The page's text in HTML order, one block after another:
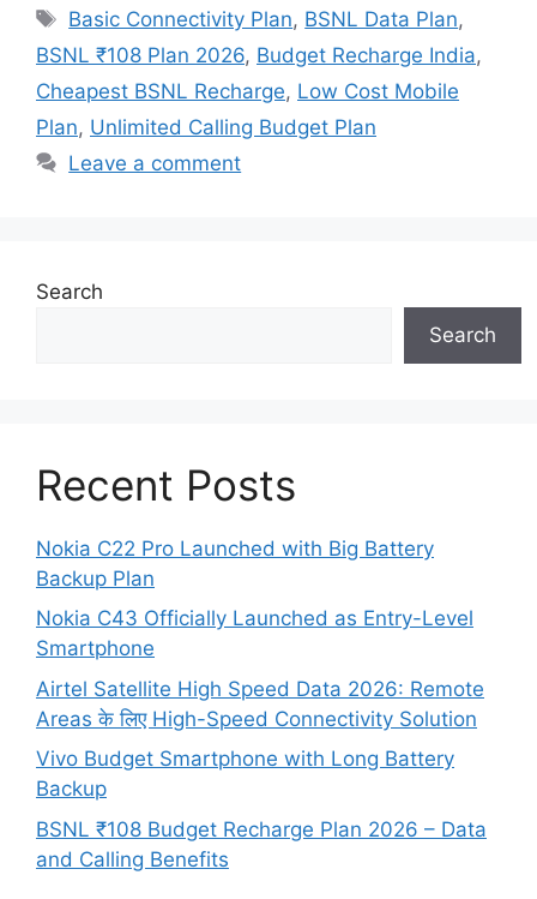
Tags
Basic Connectivity Plan, BSNL Data Plan,
BSNL ₹108 Plan 2026, Budget Recharge India,
Cheapest BSNL Recharge, Low Cost Mobile
Plan, Unlimited Calling Budget Plan
Leave a comment
Search
Search
Recent Posts
Nokia C22 Pro Launched with Big Battery
Backup Plan
Nokia C43 Officially Launched as Entry-Level
Smartphone
Airtel Satellite High Speed Data 2026: Remote
Areas के लिए High-Speed Connectivity Solution
Vivo Budget Smartphone with Long Battery
Backup
BSNL ₹108 Budget Recharge Plan 2026 – Data
and Calling Benefits